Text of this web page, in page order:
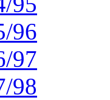
96
97
98